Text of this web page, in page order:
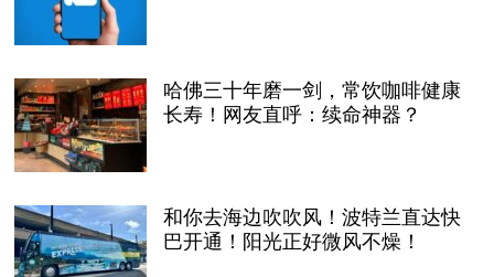
哈佛三十年磨一剑，常饮咖啡健康
长寿！网友直呼：续命神器？
和你去海边吹吹风！波特兰直达快
巴开通！阳光正好微风不燥！